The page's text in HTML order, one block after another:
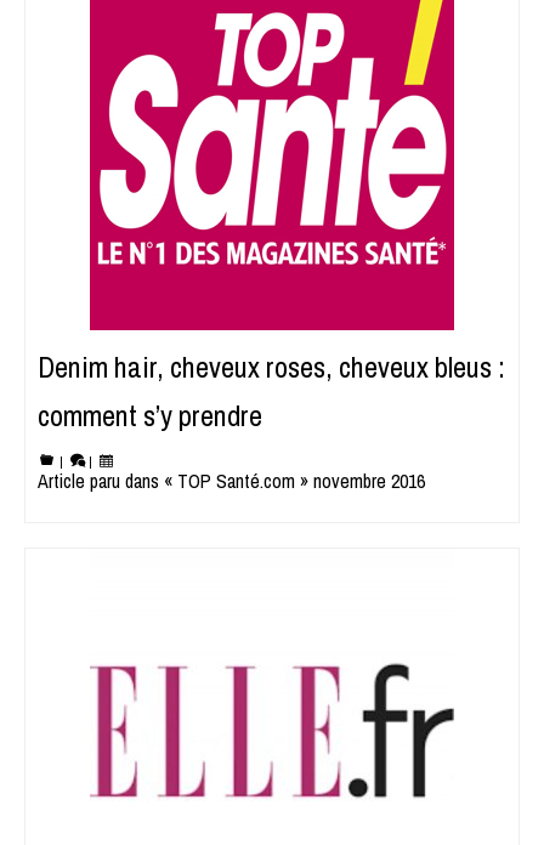
Denim hair, cheveux roses, cheveux bleus :
comment s’y prendre
| |
Article paru dans « TOP Santé.com » novembre 2016